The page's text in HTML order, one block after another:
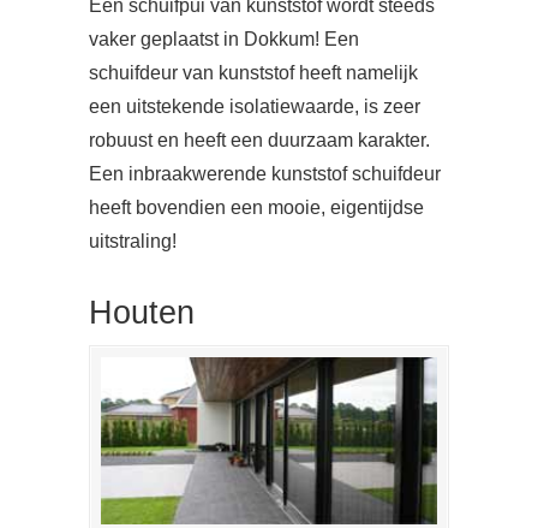
Een schuifpui van kunststof wordt steeds
vaker geplaatst in Dokkum! Een
schuifdeur van kunststof heeft namelijk
een uitstekende isolatiewaarde, is zeer
robuust en heeft een duurzaam karakter.
Een inbraakwerende kunststof schuifdeur
heeft bovendien een mooie, eigentijdse
uitstraling!
Houten